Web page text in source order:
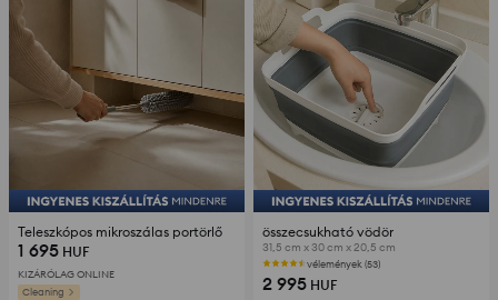
Teleszkópos mikroszálas portörlő
1 695 HUF
KIZÁRÓLAG ONLINE
Cleaning
összecsukható vödör
31,5 cm x 30 cm x 20,5 cm
vélemények (53)
2 995 HUF